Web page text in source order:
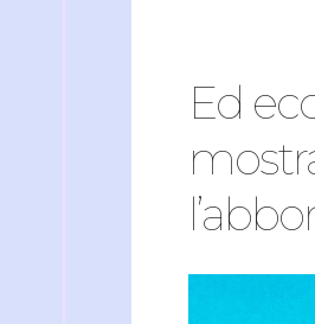
Ed